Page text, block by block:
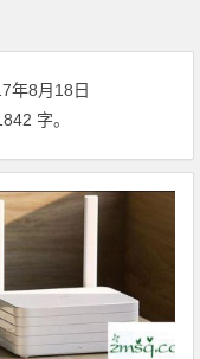
年8月18日
字。